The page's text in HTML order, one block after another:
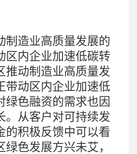
制造业高质量发展的
区内企业加速低碳转
推动制造业高质量发
带动区内企业加速低
绿色融资的需求也因
。从客户对可持续发
的积极反馈中可以看
绿色发展方兴未艾，